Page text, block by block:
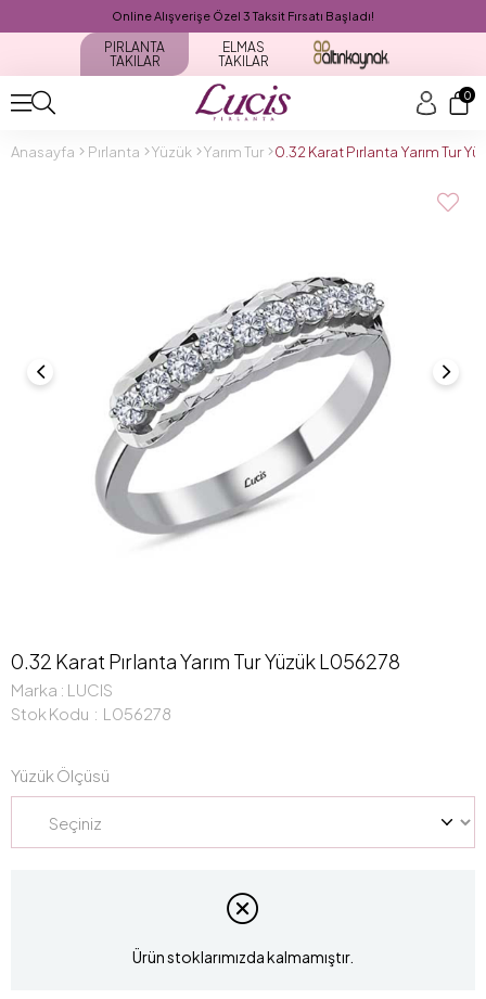
Online Alışverişe Özel 3 Taksit Fırsatı Başladı!
PIRLANTA
TAKILAR
ELMAS
TAKILAR
0
Anasayfa Pırlanta Yüzük Yarım Tur 0.32 Karat Pırlanta Yarım Tur
0.32 Karat Pırlanta Yarım Tur Yüzük L056278
Marka : LUCIS
Stok Kodu
L056278
Yüzük Ölçüsü
Ürün stoklarımızda kalmamıştır.